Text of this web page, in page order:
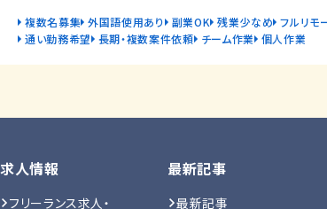
複数名募集 外国語使用あり 副業OK 残業少なめ フルリモ
通い勤務希望 長期・複数案件依頼 チーム作業 個人作業
求人情報
フリーランス求人・
最新記事
最新記事